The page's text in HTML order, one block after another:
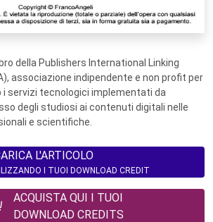
della Publishers International Linking
associazione indipendente e non profit per
servizi tecnologici implementati da
degli studiosi ai contenuti digitali nelle
e scientifiche.
L'ARTICOLO
I TUOI DOWNLOAD CREDIT
ACQUISTA QUI I TUOI
DOWNLOAD CREDITS